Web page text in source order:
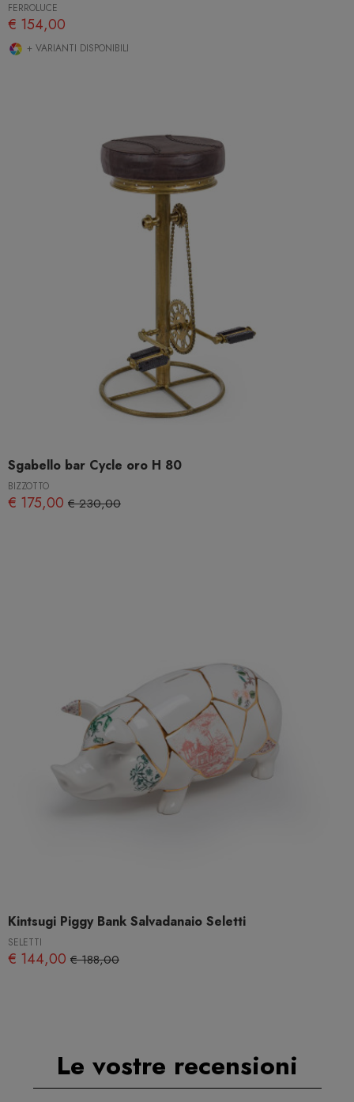
FERROLUCE
€ 154,00
+ VARIANTI DISPONIBILI
Sgabello bar Cycle oro H 80
BIZZOTTO
€ 175,00 € 230,00
Kintsugi Piggy Bank Salvadanaio Seletti
SELETTI
€ 144,00 € 188,00
Le vostre recensioni